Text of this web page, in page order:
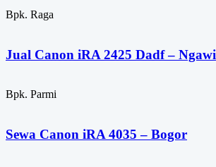
Bpk. Raga
Jual Canon iRA 2425 Dadf – Ngawi
Bpk. Parmi
Sewa Canon iRA 4035 – Bogor